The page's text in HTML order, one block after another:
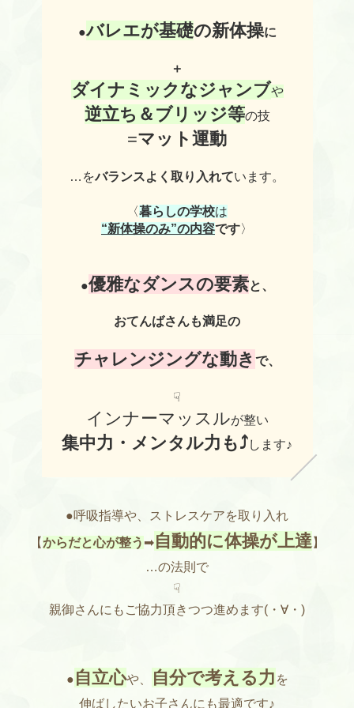
●バレエが基礎の新体操に
＋
ダイナミックなジャンブや
逆立ち＆ ブリッジ等の技
=マット運動
…をバランスよく取り入れています。
〈暮らしの学校は
“新体操のみ”の内容です〉
●優雅なダンスの要素と、
おてんばさんも満足の
チャレンジングな動き で、
☟
インナーマッスルが整い
集中力・メンタル力も⤴します♪
●呼吸指導や、ストレスケアを取り入れ
【からだと心が整う ➡自動的に体操が上達 】
…の法則で
☟
親御さんにもご協力頂きつつ進めます(・∀・)
● 自立心や、 自分で考える力 を
伸ばしたいお子さんにも最適です♪